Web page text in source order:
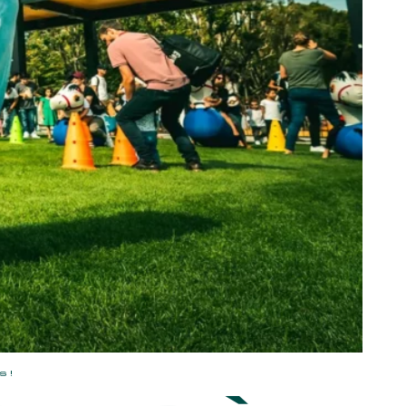
DRESS CODE
S’ABONNER
ainsi que des informations
la newsletter.
En savoir plussur
!